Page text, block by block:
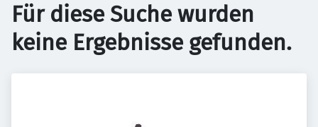
Für diese Suche wurden
keine Ergebnisse gefunden.